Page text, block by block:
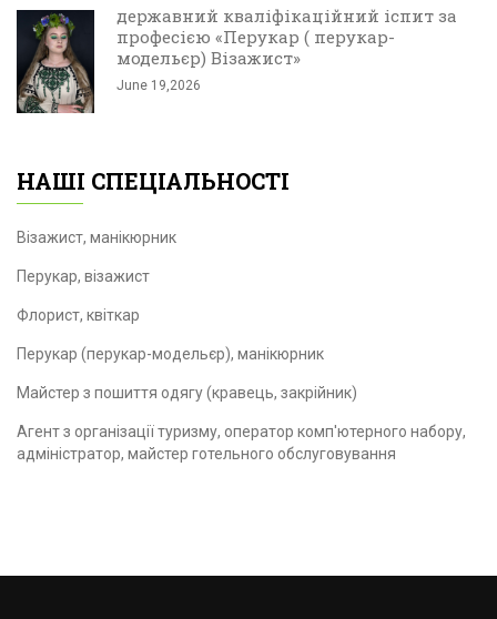
державний кваліфікаційний іспит за
професією «Перукар ( перукар-
модельєр) Візажист»
June 19,2026
НАШІ СПЕЦІАЛЬНОСТІ
Візажист, манікюрник
Перукар, візажист
Флорист, квіткар
Перукар (перукар-модельєр), манікюрник
Майстер з пошиття одягу (кравець, закрійник)
Агент з організації туризму, оператор комп'ютерного набору,
адміністратор, майстер готельного обслуговування